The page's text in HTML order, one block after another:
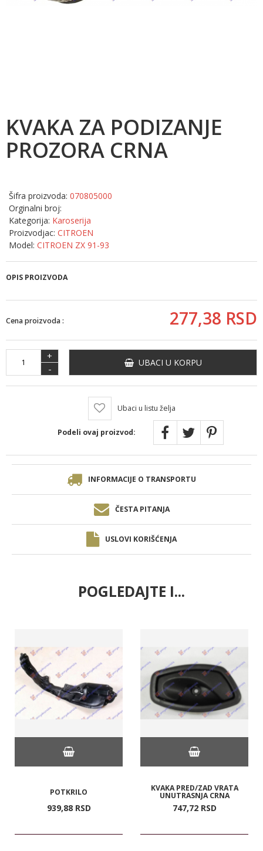
KVAKA ZA PODIZANJE
PROZORA CRNA
Šifra proizvoda: 070805000
Orginalni broj:
Kategorija: Karoserija
Proizvodjac: CITROEN
Model: CITROEN ZX 91-93
OPIS PROIZVODA
Cena proizvoda : 277,38 RSD
+
-
UBACI U KORPU
Ubaci u listu želja
Podeli ovaj proizvod:
INFORMACIJE O TRANSPORTU
ČESTA PITANJA
USLOVI KORIŠĆENJA
POGLEDAJTE I...
POTKRILO
939,88 RSD
KVAKA PRED/ZAD VRATA
UNUTRASNJA CRNA
747,72 RSD